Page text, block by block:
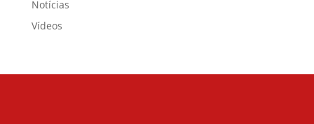
Notícias
Vídeos